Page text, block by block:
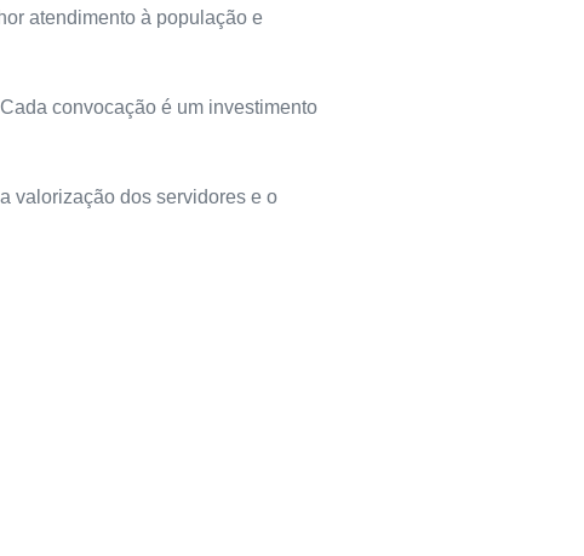
atendimento à população e
convocação é um investimento
valorização dos servidores e o